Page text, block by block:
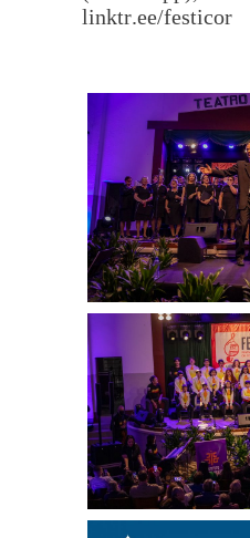
linktr.ee/festicor